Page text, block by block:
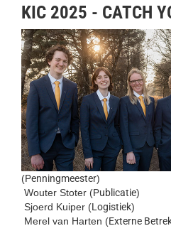
KIC 2025 - CATCH
(Penningmeester)
Wouter Stoter (Publicatie)
Sjoerd Kuiper (Logistiek)
Merel van Harten (Externe